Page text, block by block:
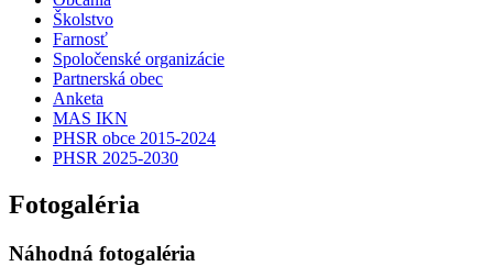
Školstvo
Farnosť
Spoločenské organizácie
Partnerská obec
Anketa
MAS IKN
PHSR obce 2015-2024
PHSR 2025-2030
Fotogaléria
Náhodná fotogaléria